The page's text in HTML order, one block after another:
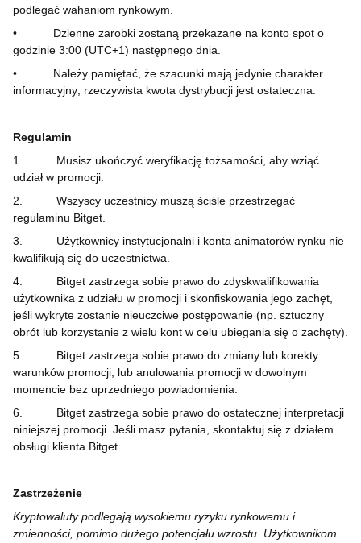
podlegać wahaniom rynkowym.
•
Dzienne zarobki zostaną przekazane na konto spot o
godzinie 3:00 (UTC+1) następnego dnia.
•
Należy pamiętać, że szacunki mają jedynie charakter
informacyjny; rzeczywista kwota dystrybucji jest ostateczna.
Regulamin
1.
Musisz ukończyć weryfikację tożsamości, aby wziąć
udział w promocji.
2.
Wszyscy uczestnicy muszą ściśle przestrzegać
regulaminu Bitget.
3.
Użytkownicy instytucjonalni i konta animatorów rynku nie
kwalifikują się do uczestnictwa.
4.
Bitget zastrzega sobie prawo do zdyskwalifikowania
użytkownika z udziału w promocji i skonfiskowania jego zachęt,
jeśli wykryte zostanie nieuczciwe postępowanie (np. sztuczny
obrót lub korzystanie z wielu kont w celu ubiegania się o zachęty).
5.
Bitget zastrzega sobie prawo do zmiany lub korekty
warunków promocji, lub anulowania promocji w dowolnym
momencie bez uprzedniego powiadomienia.
6.
Bitget zastrzega sobie prawo do ostatecznej interpretacji
niniejszej promocji. Jeśli masz pytania, skontaktuj się z działem
obsługi klienta Bitget.
Zastrzeżenie
Kryptowaluty podlegają wysokiemu ryzyku rynkowemu i
zmienności, pomimo dużego potencjału wzrostu. Użytkownikom